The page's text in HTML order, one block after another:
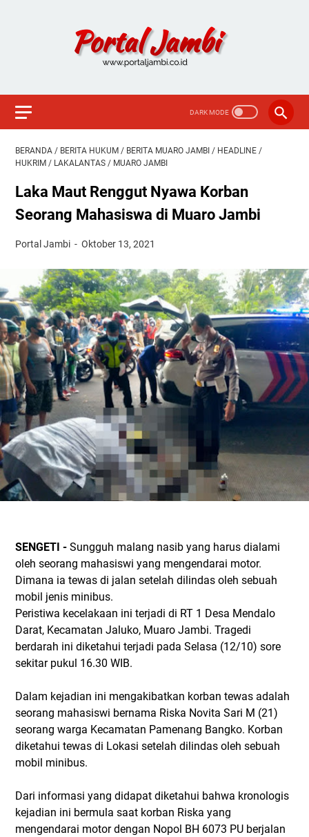
BERANDA / BERITA HUKUM / BERITA MUARO JAMBI / HEADLINE /
HUKRIM / LAKALANTAS / MUARO JAMBI
Laka Maut Renggut Nyawa Korban
Seorang Mahasiswa di Muaro Jambi
Portal Jambi Oktober 13, 2021
SENGETI - Sungguh malang nasib yang harus dialami
oleh seorang mahasiswi yang mengendarai motor.
Dimana ia tewas di jalan setelah dilindas oleh sebuah
mobil jenis minibus.
Peristiwa kecelakaan ini terjadi di RT 1 Desa Mendalo
Darat, Kecamatan Jaluko, Muaro Jambi. Tragedi
berdarah ini diketahui terjadi pada Selasa (12/10) sore
sekitar pukul 16.30 WIB.
Dalam kejadian ini mengakibatkan korban tewas adalah
seorang mahasiswi bernama Riska Novita Sari M (21)
seorang warga Kecamatan Pamenang Bangko. Korban
diketahui tewas di Lokasi setelah dilindas oleh sebuah
mobil minibus.
Dari informasi yang didapat diketahui bahwa kronologis
kejadian ini bermula saat korban Riska yang
mengendarai motor dengan Nopol BH 6073 PU berjalan